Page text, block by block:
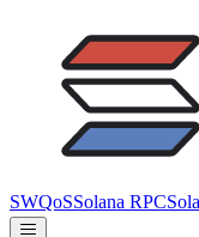
SWQoSSolana RPC